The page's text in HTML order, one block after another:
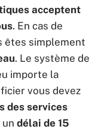
acceptent
. En cas de
êtes simplement
. Le système de
importe la
vous devez
des services
délai de 15